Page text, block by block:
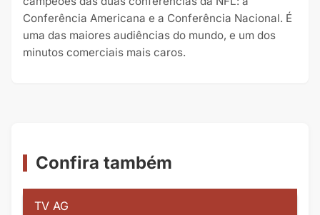
Conferência Americana e a Conferência Nacional. É
uma das maiores audiências do mundo, e um dos
minutos comerciais mais caros.
Confira também
TV AG